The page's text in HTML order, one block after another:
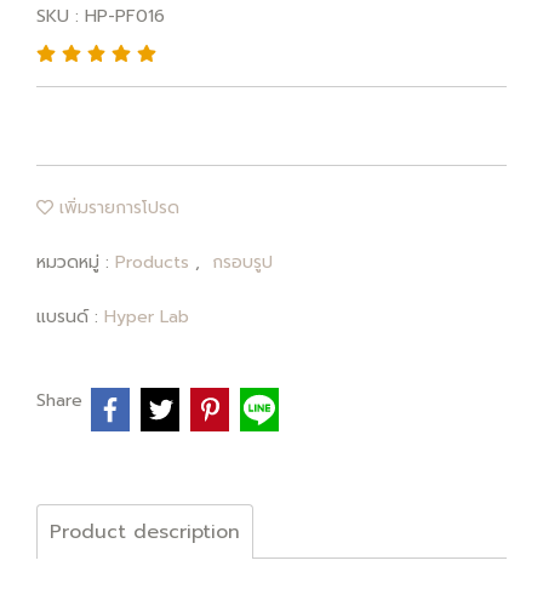
SKU : HP-PF016
เพิ่มรายการโปรด
หมวดหมู่ : Products , กรอบรูป
แบรนด์ : Hyper Lab
Share
Product description